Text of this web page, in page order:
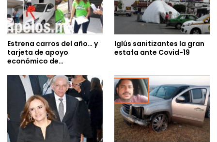
Estrena carros del año… y
tarjeta de apoyo
económico de…
Iglús sanitizantes la gran
estafa ante Covid-19